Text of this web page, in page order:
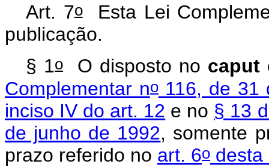
Art. 7oEsta Lei
publicação.
§ 1oO disposto no caput
Complementar no116, de 31
inciso IV do art. 12 e no § 13
de junho de 1992, somente
prazo referido no art. 6o desta